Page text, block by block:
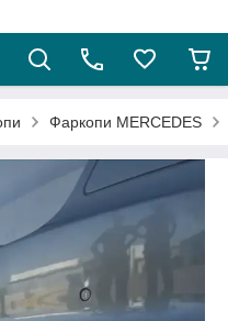
Фаркопи MERCEDES